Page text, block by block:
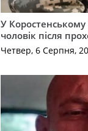
У
чоловік після
Четвер, 6 Серпня,